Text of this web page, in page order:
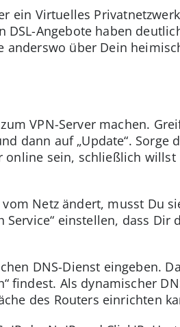
ein Virtuelles
Angebote haben
über Dein
VPN-Server machen.
dann auf „Update“. Sorge
sein, schließlich willst
Netz ändert, musst Du
einstellen, dass Dir
DNS-Dienst eingeben.
findest. Als dynamischer
des Routers einrichten